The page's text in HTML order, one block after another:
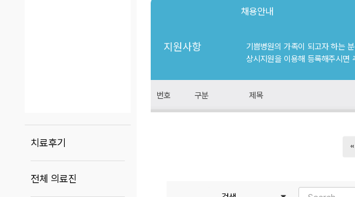
치료후기
전체 의료진
채용안내
지원사항
기쁨병원의 가족이 되고자 하는
상시지원을 이용해 등록해주시면
번호 구분 제목